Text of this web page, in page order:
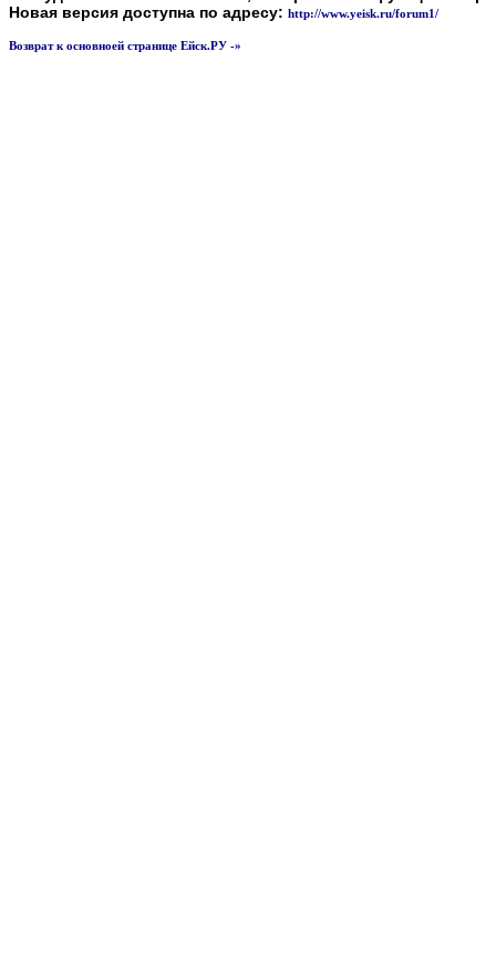
Новая версия доступна по адресу: http://www.yeisk.ru/forum1/
Возврат к основноей странице Ейск.РУ -»